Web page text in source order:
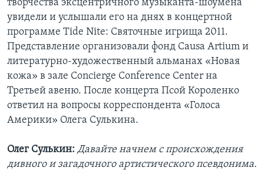
творчества эксцентричного музыканта-шоумена
увидели и услышали его на днях в концертной
программе Tide Nite: Святочные игрища 2011.
Представление организовали фонд Causa Artium и
литературно-художественный альманах «Новая
кожа» в зале Concierge Conference Center на
Третьей авеню. После концерта Псой Короленко
ответил на вопросы корреспондента «Голоса
Америки» Олега Сулькина.
Олег Сулькин: Давайте начнем с происхождения
дивного и загадочного артистического псевдонима.